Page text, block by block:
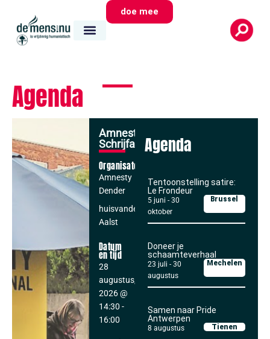
doe mee
Agenda
Amnesty
Schrijfactie
Organisator
Amnesty
Dender
huisvandeMens
Aalst
Datum
en tijd
28
augustus,
2026@
14:30 -
16:00
Agenda
Tentoonstelling satire:
Le Frondeur
5 juni - 30
oktober
Brussel
Doneer je
schaamteverhaal
23 juli - 30
augustus
Mechelen
Samen naar Pride
Antwerpen
8 augustus Tienen